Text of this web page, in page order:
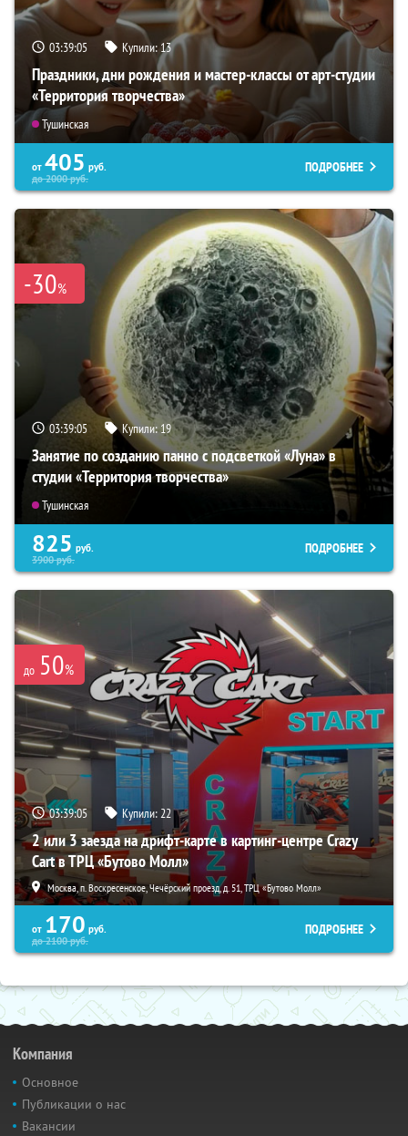
03:39:03 Купили: 13
Праздники, дни рождения и мастер-классы от арт-студии
«Территория творчества»
Тушинская
от 405 руб.
до2000руб.
ПОДРОБНЕЕ
-30%
03:39:03 Купили:19
Занятие по созданию панно с подсветкой «Луна» в
студии «Территория творчества»
Тушинская
825 руб.
3900руб.
ПОДРОБНЕЕ
до 50%
03:39:03 Купили:22
2 или 3 заезда на дрифт-карте в картинг-центре Crazy
Cart в ТРЦ «Бутово Молл»
Москва, п. Воскресенское, Чечёрский проезд, д. 51, ТРЦ «Бутово Молл»
от 170 руб.
до2100руб.
ПОДРОБНЕЕ
Компания
Основное
Публикации о нас
Вакансии